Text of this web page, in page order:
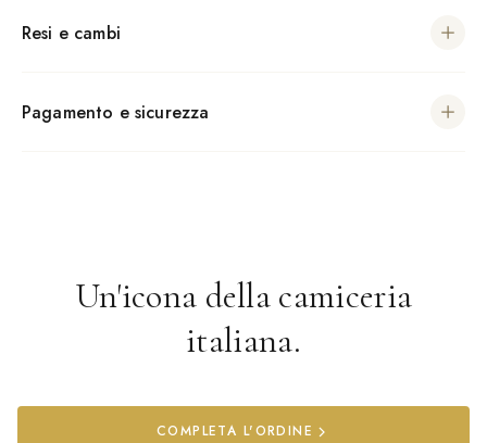
Resi e cambi
Pagamento e sicurezza
Un'icona della camiceria
italiana.
COMPLETA L'ORDINE